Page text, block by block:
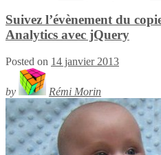
Suivez l’évènement du
Analytics avec jQuery
Posted on 14 janvier 2013
by Rémi Morin